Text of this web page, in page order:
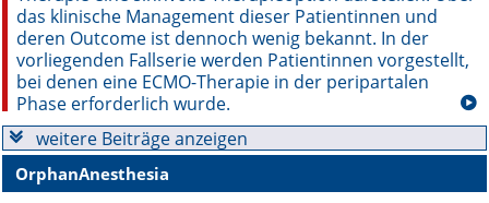
das klinische Management dieser Patientinnen und
deren Outcome ist dennoch wenig bekannt. In der
vorliegenden Fallserie werden Patientinnen vorgestellt,
bei denen eine ECMO-Therapie in der peripartalen
Phase erforderlich wurde.
weitere Beiträge anzeigen
OrphanAnesthesia